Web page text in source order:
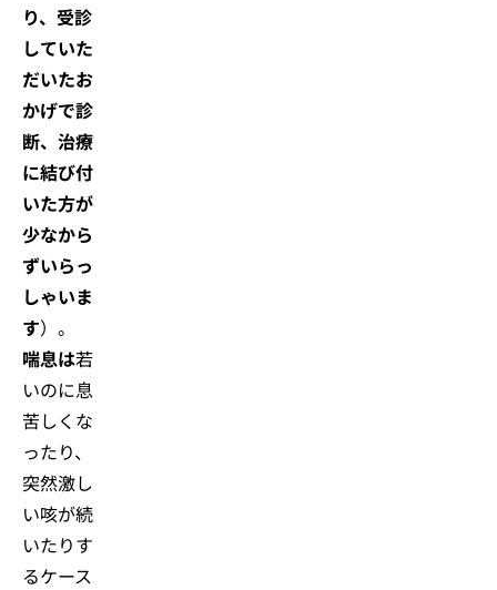
り、受診
していた
だいたお
かげで診
断、治療
に結び付
いた方が
少なから
ずいらっ
しゃいま
す）。
喘息は若
いのに息
苦しくな
ったり、
突然激し
い咳が続
いたりす
るケース